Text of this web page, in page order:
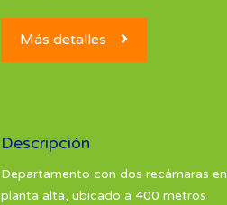
Más detalles
Descripción
Departamento con dos recámaras en
planta alta, ubicado a 400 metros